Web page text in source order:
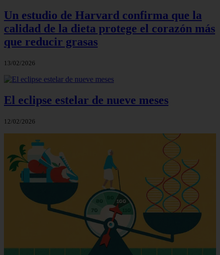
Un estudio de Harvard confirma que la
calidad de la dieta protege el corazón más
que reducir grasas
13/02/2026
El eclipse estelar de nueve meses
12/02/2026